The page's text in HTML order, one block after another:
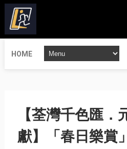
HOME
【荃灣千色匯．
獻】「春日樂賞